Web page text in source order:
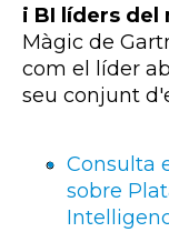
i BI líders del
Màgic de
com el líder
seu conjunt
Consulta
sobre